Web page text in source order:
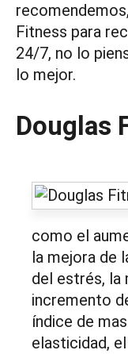
Fitness para
24/7, no lo
lo mejor.
Douglas
como el
la mejora de
del estrés, la
incremento
índice de
elasticidad,